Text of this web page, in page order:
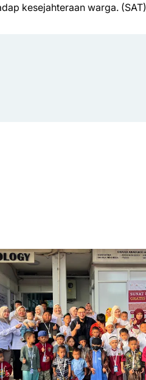
kesejahteraan warga. (SAT)